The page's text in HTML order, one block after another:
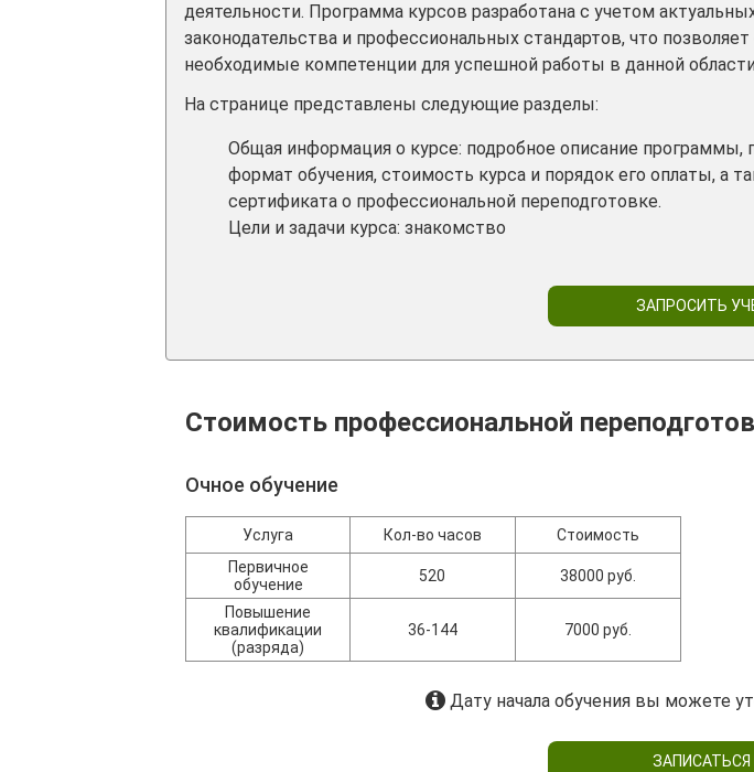
деятельности. Программа курсов разработана с учетом
законодательства и профессиональных стандартов, что
необходимые компетенции для успешной работы в данной
На странице представлены следующие разделы:
Общая информация о курсе: подробное описание программы,
формат обучения, стоимость курса и порядок его оплаты, а
сертификата о профессиональной переподготовке.
Цели и задачи курса: знакомство
ЗАПРОСИТЬ
Стоимость профессиональной
Очное обучение
Услуга Кол-во часов
Стоимость
Первичное
обучение
520 38000 руб.
Повышение
квалификации
(разряда)
36-144 7000 руб.
Дату начала обучения вы можете
ЗАПИСАТЬСЯ